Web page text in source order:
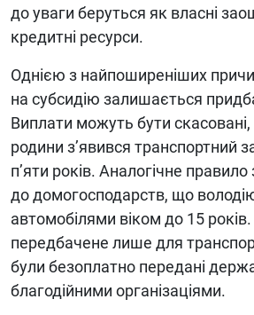
до уваги беруться як власні
кредитні ресурси.
Однією з найпоширеніших
на субсидію залишається
Виплати можуть бути
родини з’явився транспортний
п’яти років. Аналогічне
до домогосподарств, що
автомобілями віком до 15
передбачене лише для
були безоплатно передані
благодійними організаціями.